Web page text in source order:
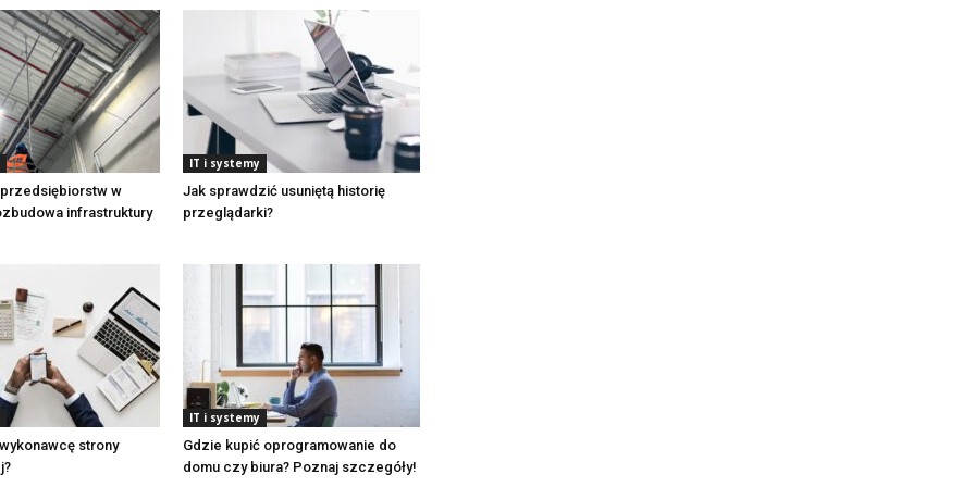
w
infrastruktury
IT i systemy
Jak sprawdzić usuniętą historię
przeglądarki?
strony
IT i systemy
Gdzie kupić oprogramowanie do
domu czy biura? Poznaj szczegóły!